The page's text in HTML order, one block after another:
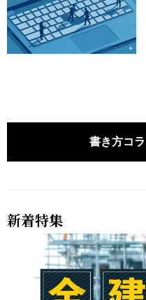
書き方コ
新着特集